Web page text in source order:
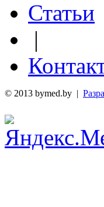
Статьи
|
© 2013 bymed.by |